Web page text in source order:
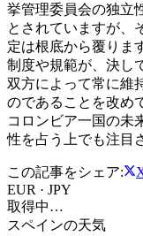
挙管理委員会の独立
とされていますが、
定は根底から覆りま
制度や規範が、決し
双方によって常に維
のであることを改め
コロンビア一国の未
性を占う上でも注目
この記事をシェア:
EUR · JPY
取得中…
スペインの天気